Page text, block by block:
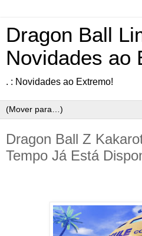
Dragon Ball
Novidades ao
. : Novidades ao Extremo!
Dragon Ball Z
Tempo Já Está